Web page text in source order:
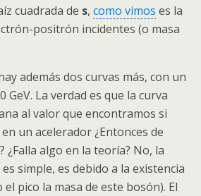
cuadrada de s, como vimos es la
positrón incidentes (o masa
además dos curvas más, con un
GeV. La verdad es que la curva
al valor que encontramos si
un acelerador ¿Entonces de
¿Falla algo en la teoría? No, la
simple, es debido a la existencia
el pico la masa de este bosón). El